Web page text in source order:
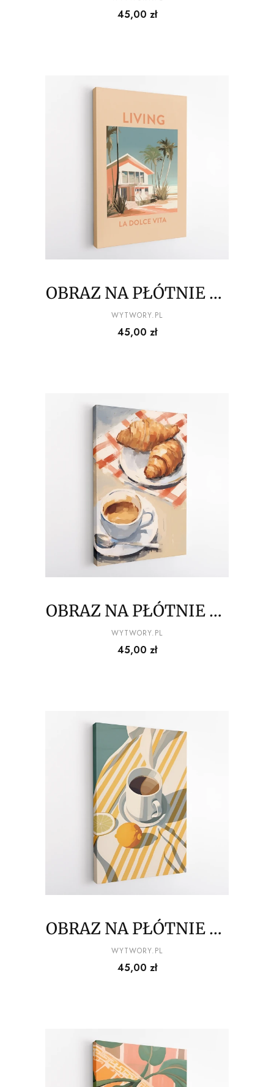
dziedziniec w Sorrento
Cena
45,00 zł
OBRAZ NA PŁÓTNIE La
Dolce Vita -
Nadmorski dom wśród
PRODUCENT
WYTWORY.PL
Cena
45,00 zł
OBRAZ NA PŁÓTNIE La
Dolce Vita - Espresso i
croissanty na
PRODUCENT
WYTWORY.PL
Cena
45,00 zł
OBRAZ NA PŁÓTNIE La
Dolce Vita - Espresso z
cytrynami na
PRODUCENT
WYTWORY.PL
Cena
45,00 zł